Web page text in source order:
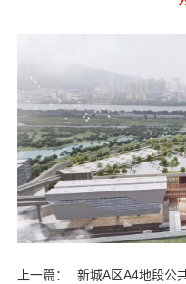
数
据
上一篇：
新城A区A4地段公